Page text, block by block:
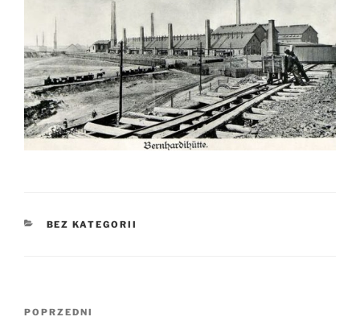
KATEGORIE
BEZ KATEGORII
Nawigacja
Poprzedni
POPRZEDNI